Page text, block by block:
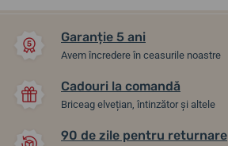
Garanție 5 ani
Avem încredere în ceasurile noastre
Cadouri la comandă
Briceag elvețian, întinzător și altele
90 de zile pentru returnare